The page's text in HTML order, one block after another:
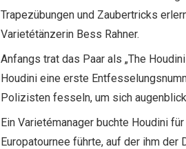
Trapezübungen und Zaubertricks
Varietétänzerin Bess Rahner.
Anfangs trat das Paar als „The
Houdini eine erste
Polizisten fesseln, um sich
Ein Varietémanager buchte Houdini
Europatournee führte, auf der ihm der